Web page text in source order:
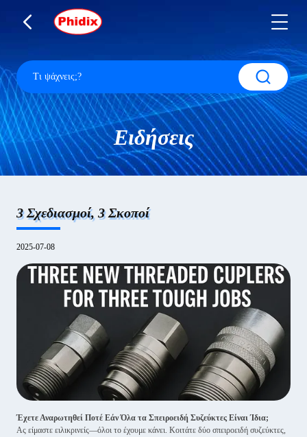
Ειδήσεις
3 Σχεδιασμοί, 3 Σκοποί
2025-07-08
Έχετε Αναρωτηθεί Ποτέ Εάν Όλα τα Σπειροειδή Συζεύκτες Είναι Ίδια;
Ας είμαστε ειλικρινείς—όλοι το έχουμε κάνει. Κοιτάτε δύο σπειροειδή συζεύκτες,